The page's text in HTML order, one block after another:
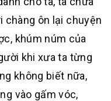
chàng ôn lại chuyện
khúm núm của
khi xưa ta từng
không biết nữa,
vào gấm vóc,